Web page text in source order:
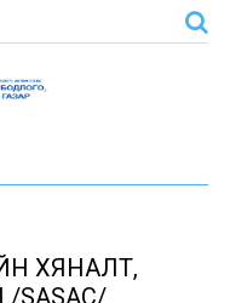
ХЯНАЛТ,